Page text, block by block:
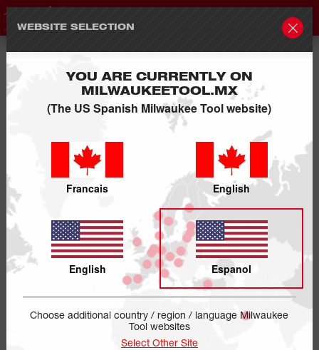
WEBSITE SELECTION
YOU ARE CURRENTLY ON
MILWAUKEETOOL.MX
(The US Spanish Milwaukee Tool website)
Francais English
English Espanol
Choose additional country / region / language Milwaukee
Tool websites
Select Other Site